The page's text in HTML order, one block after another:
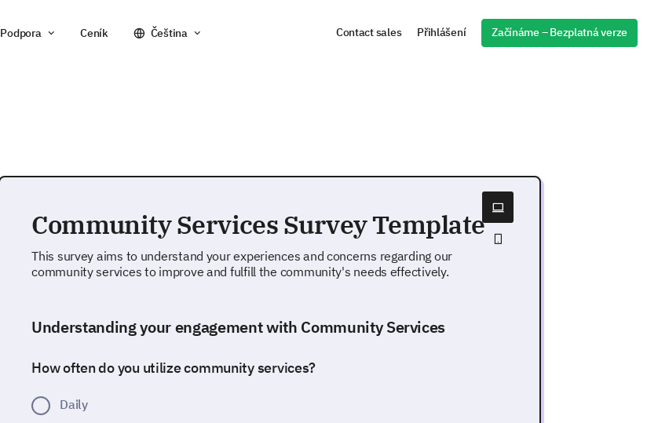
Podpora Ceník Čeština Contact sales Přihlášení Začínáme – Bezplatná verze
Community Services Survey Template
This survey aims to understand your experiences and concerns regarding our
community services to improve and fulfill the community's needs effectively.
Understanding your engagement with Community Services
How often do you utilize community services?
Daily